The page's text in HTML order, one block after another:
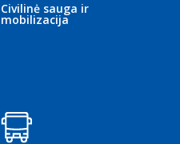
Civilinė sauga ir
mobilizacija